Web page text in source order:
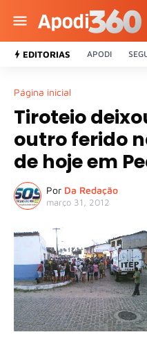
EDITORIAS APODI
Página inicial
Tiroteio
outro ferido
de hoje em
Por Da Redação
março 31, 2012